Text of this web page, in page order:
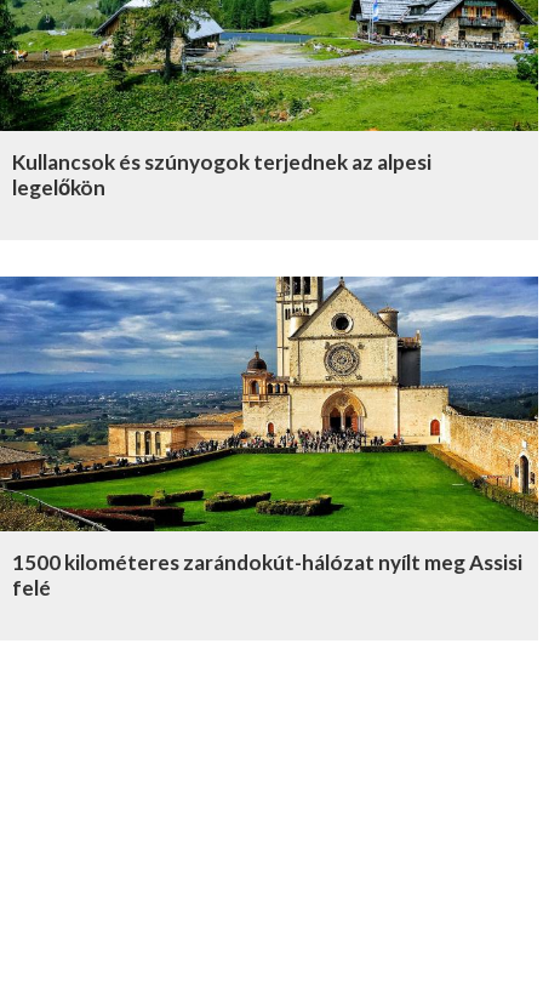
Kullancsok és szúnyogok terjednek az alpesi
legelőkön
1500 kilométeres zarándokút-hálózat nyílt meg Assisi
felé